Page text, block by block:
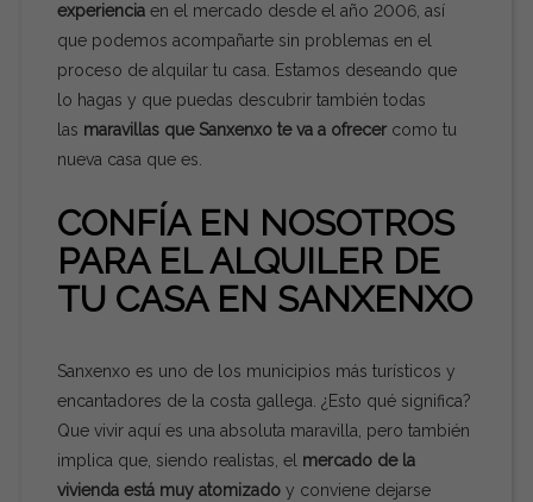
experienciaen el mercado desde el año 2006, así
que podemos acompañarte sin problemas en el
proceso de alquilar tu casa. Estamos deseando que
lo hagas y que puedas descubrir también todas
las maravillas que Sanxenxo te va a ofrecer como tu
nueva casa que es.
CONFÍA EN NOSOTROS
PARA EL ALQUILER DE
TU CASA EN SANXENXO
Sanxenxo es uno de los municipios más turísticos y
encantadores de la costa gallega. ¿Esto qué significa?
Que vivir aquí es una absoluta maravilla, pero también
implica que, siendo realistas, el mercado de la
vivienda está muy atomizado y conviene dejarse